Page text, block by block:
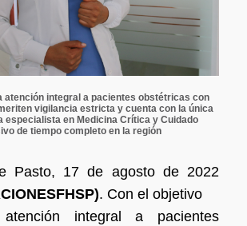
atención integral a pacientes obstétricas con
vigilancia estricta y cuenta con la única
especialista en Medicina Crítica y Cuidado
de tiempo completo en la región
Pasto, 17 de agosto de 2022
. Con el objetivo
integral a pacientes